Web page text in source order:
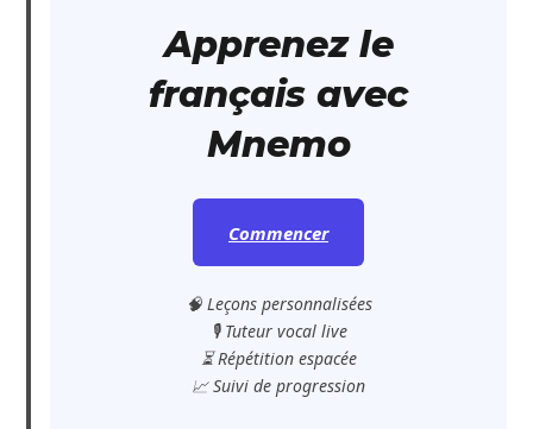
Apprenez le
français avec
Mnemo
Commencer
🧠 Leçons personnalisées
🎙️ Tuteur vocal live
⏳ Répétition espacée
📈 Suivi de progression